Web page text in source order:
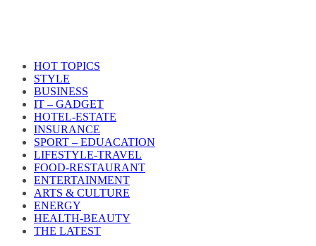
HOT TOPICS
STYLE
BUSINESS
IT – GADGET
HOTEL-ESTATE
INSURANCE
SPORT – EDUACATION
LIFESTYLE​-TRAVEL​
FOOD-RESTAURANT
ENTERTAINMENT
ARTS & CULTURE
ENERGY
HEALTH​-BEAUTY
THE LATEST